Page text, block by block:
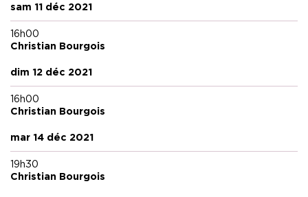
sam 11 déc 2021
16h00
Christian Bourgois
dim 12 déc 2021
16h00
Christian Bourgois
mar 14 déc 2021
19h30
Christian Bourgois